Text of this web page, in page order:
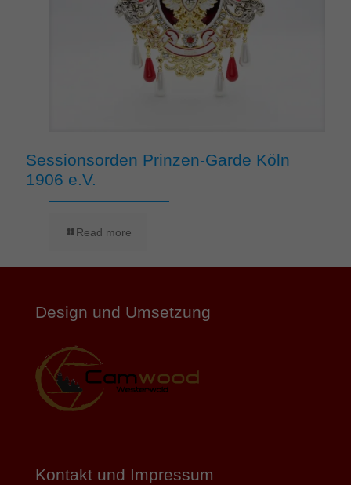
Sessionsorden Prinzen-Garde Köln
1906 e.V.
Read more
Design und Umsetzung
Kontakt und Impressum